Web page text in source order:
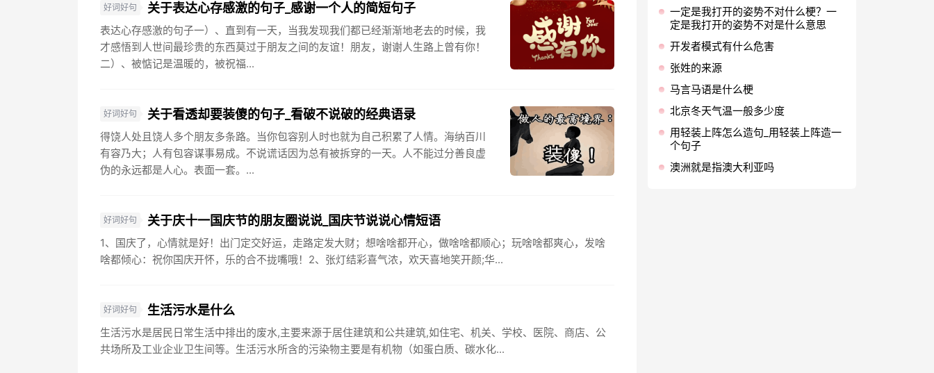
好词好句 关于表达心存感激的句子_感谢一个人的简短句子
表达心存感激的句子一）、直到有一天，当我发现我们都已经渐渐地老去的时候，我
才感悟到人世间最珍贵的东西莫过于朋友之间的友谊！朋友，谢谢人生路上曾有你！
二）、被惦记是温暖的，被祝福...
好词好句 关于看透却要装傻的句子_看破不说破的经典语录
得饶人处且饶人多个朋友多条路。当你包容别人时也就为自己积累了人情。海纳百川
有容乃大；人有包容谋事易成。不说谎话因为总有被拆穿的一天。人不能过分善良虚
伪的永远都是人心。表面一套。...
好词好句 关于庆十一国庆节的朋友圈说说_国庆节说说心情短语
1、国庆了，心情就是好！出门定交好运，走路定发大财；想啥啥都开心，做啥啥都顺心；玩啥啥都爽心，发啥
啥都倾心：祝你国庆开怀，乐的合不拢嘴哦！2、张灯结彩喜气浓，欢天喜地笑开颜;华...
好词好句 生活污水是什么
生活污水是居民日常生活中排出的废水,主要来源于居住建筑和公共建筑,如住宅、机关、学校、医院、商店、公
共场所及工业企业卫生间等。生活污水所含的污染物主要是有机物（如蛋白质、碳水化...
一定是我打开的姿势不对什么梗？一
定是我打开的姿势不对是什么意思
开发者模式有什么危害
张姓的来源
马言马语是什么梗
北京冬天气温一般多少度
用轻装上阵怎么造句_用轻装上阵造一
个句子
澳洲就是指澳大利亚吗